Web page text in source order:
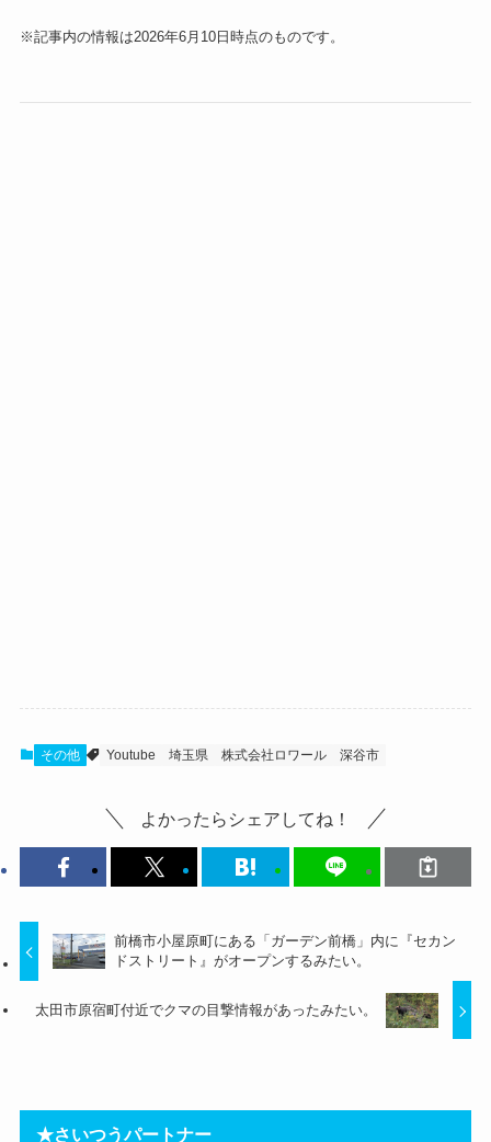
※記事内の情報は2026年6月10日時点のものです。
その他 Youtube 埼玉県 株式会社ロワール 深谷市
よかったらシェアしてね！
前橋市小屋原町にある「ガーデン前橋」内に『セカン
ドストリート』がオープンするみたい。
太田市原宿町付近でクマの目撃情報があったみたい。
★さいつうパートナー